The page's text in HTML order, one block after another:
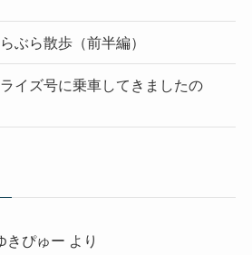
ぶら散歩（前半編）
イズ号に乗車してきましたの
きぴゅー より